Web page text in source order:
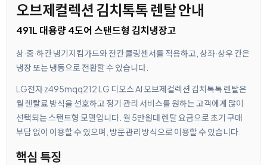
오브제컬렉션 김치톡톡 렌탈 안내
491L 대용량 4도어 스탠드형 김치냉장고
상·중·하칸 냉기지킴가드와 전칸 쿨링센서를 적용하고, 상좌·상우 칸은
냉장 또는 냉동으로 전환할 수 있습니다.
LG전자 z495mqq212 LG 디오스 AI 오브제컬렉션 김치톡톡 렌탈은
월 렌탈료 방식을 선호하고 정기 관리 서비스를 원하는 고객에게 많이
선택되는 스탠드형 모델입니다. 월 5만원대 렌탈 요금으로 초기 구매
부담 없이 이용할 수 있으며, 방문관리 방식으로 이용할 수 있습니다.
핵심 특징